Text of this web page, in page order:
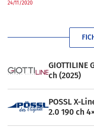
24/11/2020
GIOTTILINE
ch (2025)
POSSL X-
2.0 190 ch